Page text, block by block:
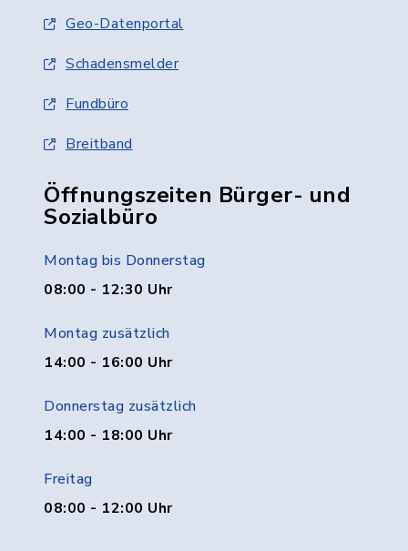
Geo-Datenportal
Schadensmelder
Fundbüro
Breitband
Öffnungszeiten Bürger- und
Sozialbüro
Montag bis Donnerstag
08:00 - 12:30 Uhr
Montag zusätzlich
14:00 - 16:00 Uhr
Donnerstag zusätzlich
14:00 - 18:00 Uhr
Freitag
08:00 - 12:00 Uhr